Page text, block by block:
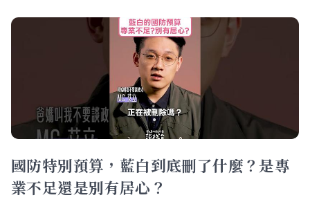
國防特別預算，藍白到底刪了什麼？是專
業不足還是別有居心？